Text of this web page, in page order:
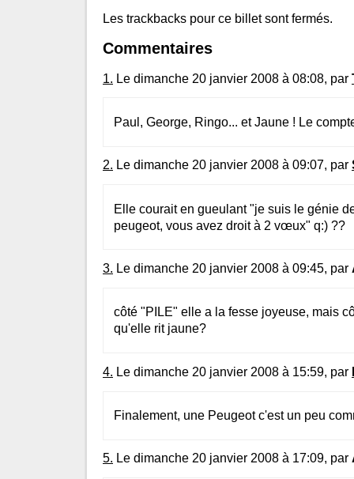
Les trackbacks pour ce billet sont fermés.
Commentaires
1. Le dimanche 20 janvier 2008 à 08:08, par
Paul, George, Ringo... et Jaune ! Le
2. Le dimanche 20 janvier 2008 à 09:07, par
Elle courait en gueulant "je suis le génie
peugeot, vous avez droit à 2 vœux" q:) ??
3. Le dimanche 20 janvier 2008 à 09:45, par
côté "PILE" elle a la fesse joyeuse, mais
qu'elle rit jaune?
4. Le dimanche 20 janvier 2008 à 15:59, par
Finalement, une Peugeot c'est un peu
5. Le dimanche 20 janvier 2008 à 17:09, par